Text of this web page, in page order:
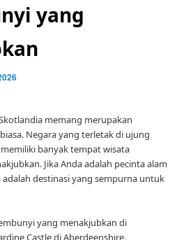
yang
memang merupakan
Negara yang terletak di ujung
banyak tempat wisata
Jika Anda adalah pecinta alam
adalah destinasi yang sempurna untuk
yang menakjubkan di
Castle di Aberdeenshire.